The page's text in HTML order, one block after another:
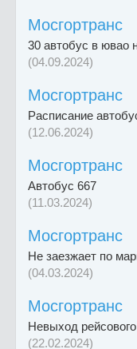
Мосгортранс
30 автобус в ювао
(04.09.2024)
Мосгортранс
Расписание
(12.06.2024)
Мосгортранс
Автобус 667
(11.03.2024)
Мосгортранс
Не заезжает по
(04.03.2024)
Мосгортранс
Невыход
(22.02.2024)